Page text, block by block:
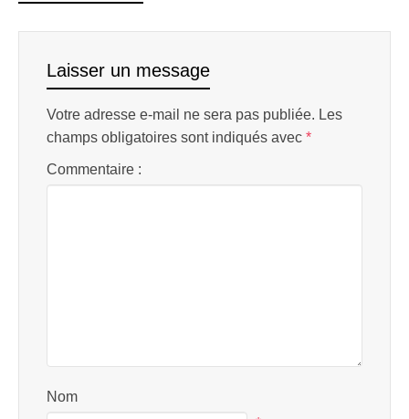
Laisser un message
Votre adresse e-mail ne sera pas publiée. Les
champs obligatoires sont indiqués avec *
Commentaire :
Nom